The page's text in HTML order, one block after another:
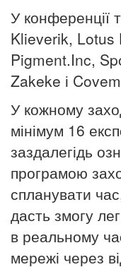
У конференції
Klieverik, Lotus
Pigment.Inc,
Zakeke і
У кожному
мінімум 16
заздалегідь
програмою
спланувати
дасть змогу
в реальному
мережі через